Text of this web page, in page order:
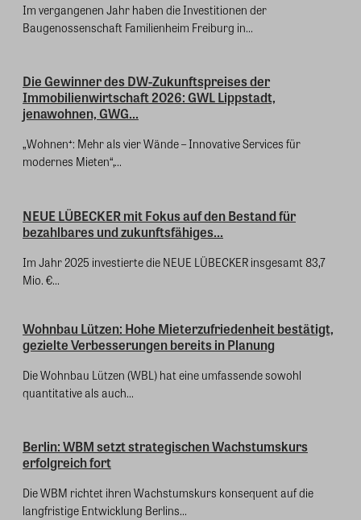
Im vergangenen Jahr haben die Investitionen der
Baugenossenschaft Familienheim Freiburg in...
Die Gewinner des DW-Zukunftspreises der
Immobilienwirtschaft 2026: GWL Lippstadt,
jenawohnen, GWG...
„Wohnen⁺: Mehr als vier Wände – Innovative Services für
modernes Mieten“,...
NEUE LÜBECKER mit Fokus auf den Bestand für
bezahlbares und zukunftsfähiges...
Im Jahr 2025 investierte die NEUE LÜBECKER insgesamt 83,7
Mio. €...
Wohnbau Lützen: Hohe Mieterzufriedenheit bestätigt,
gezielte Verbesserungen bereits in Planung
Die Wohnbau Lützen (WBL) hat eine umfassende sowohl
quantitative als auch...
Berlin: WBM setzt strategischen Wachstumskurs
erfolgreich fort
Die WBM richtet ihren Wachstumskurs konsequent auf die
langfristige Entwicklung Berlins...